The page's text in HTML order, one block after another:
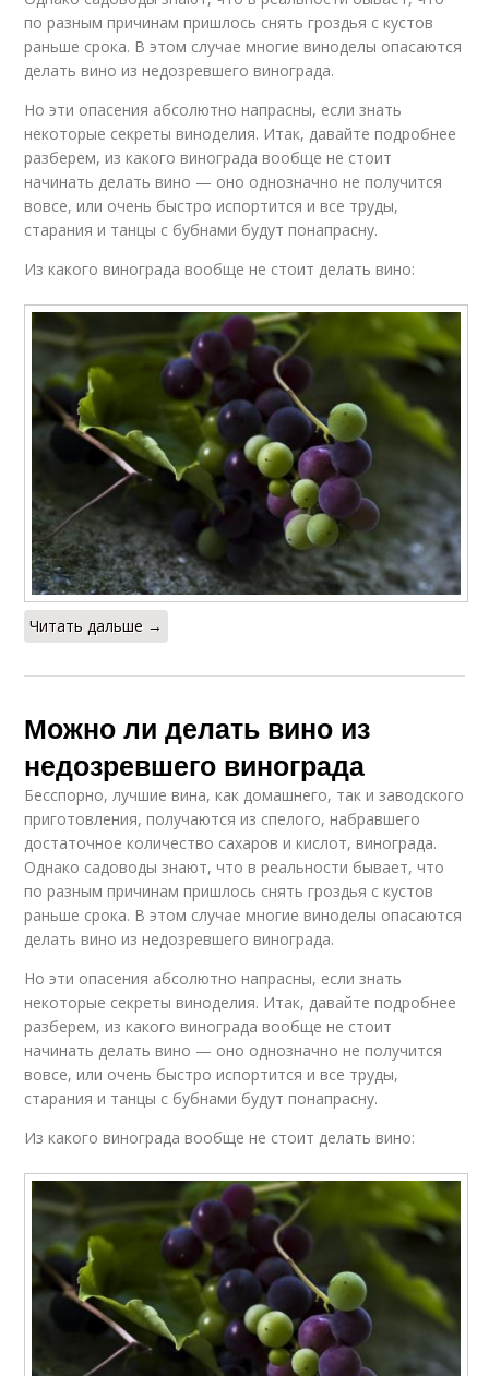
по разным причинам пришлось снять гроздья с кустов
раньше срока. В этом случае многие виноделы опасаются
делать вино из недозревшего винограда.
Но эти опасения абсолютно напрасны, если знать
некоторые секреты виноделия. Итак, давайте подробнее
разберем, из какого винограда вообще не стоит
начинать делать вино — оно однозначно не получится
вовсе, или очень быстро испортится и все труды,
старания и танцы с бубнами будут понапрасну.
Из какого винограда вообще не стоит делать вино:
Читать дальше →
Можно ли делать вино из
недозревшего винограда
Бесспорно, лучшие вина, как домашнего, так и заводского
приготовления, получаются из спелого, набравшего
достаточное количество сахаров и кислот, винограда.
Однако садоводы знают, что в реальности бывает, что
по разным причинам пришлось снять гроздья с кустов
раньше срока. В этом случае многие виноделы опасаются
делать вино из недозревшего винограда.
Но эти опасения абсолютно напрасны, если знать
некоторые секреты виноделия. Итак, давайте подробнее
разберем, из какого винограда вообще не стоит
начинать делать вино — оно однозначно не получится
вовсе, или очень быстро испортится и все труды,
старания и танцы с бубнами будут понапрасну.
Из какого винограда вообще не стоит делать вино: